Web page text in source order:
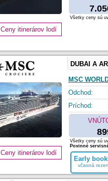
Ceny itinerárov lodí
Všetky ceny sú
DUBAI A
MSC
Odchod:
Príchod:
Early
včasná
Ceny itinerárov lodí
Všetky ceny sú
Povinné